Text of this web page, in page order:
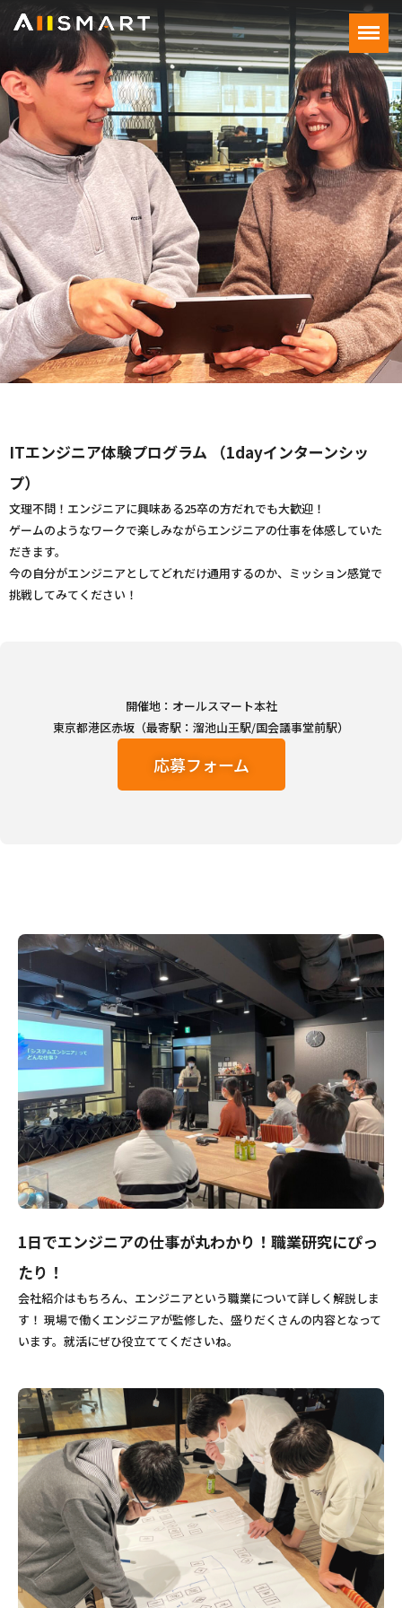
ITエンジニア体験プログラム （1dayインターンシッ
プ）
文理不問！エンジニアに興味ある25卒の方だれでも大歓迎！
ゲームのようなワークで楽しみながらエンジニアの仕事を体感していた
だきます。
今の自分がエンジニアとしてどれだけ通用するのか、ミッション感覚で
挑戦してみてください！
開催地：オールスマート本社
東京都港区赤坂（最寄駅：溜池山王駅/国会議事堂前駅）
応募フォーム
1日でエンジニアの仕事が丸わかり！職業研究にぴっ
たり！
会社紹介はもちろん、エンジニアという職業について詳しく解説しま
す！ 現場で働くエンジニアが監修した、盛りだくさんの内容となって
います。就活にぜひ役立ててくださいね。